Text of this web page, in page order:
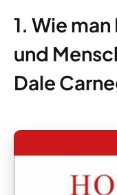
1. Wie
und
Dale